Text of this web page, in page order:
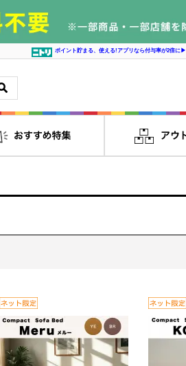
ポイント貯まる、使える!アプリなら付与率が2倍に▶